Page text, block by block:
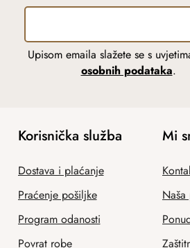
Upisom emaila slažete se s
osobnih podataka.
Korisnička služba
Dostava i plaćanje
Praćenje pošiljke
Program odanosti
Povrat robe
Mi